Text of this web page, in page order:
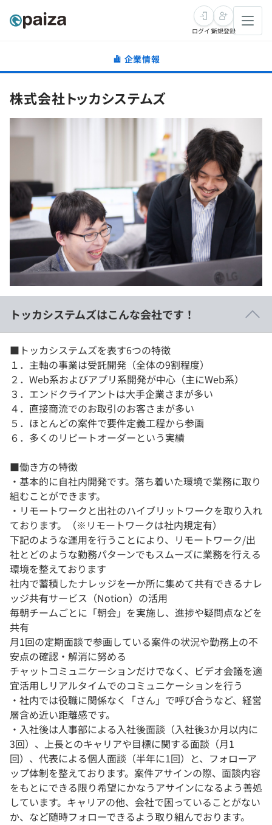
求人検索
転職エージェント
未経験転職
転職成功ガイド
本選考
インターン
新卒エージェント
インタビュー
講座一覧
問題集
4択課題
ナレッジ
個人向けプラン
法人向けプラン
学校向けプラン
契約内容・クーポン
スキルチェック
プログラミング言語
SQL
評価結果一覧
再チャレンジ結果一覧
ゲーム・マンガ
メディア
Tech Team Journal
paiza times
paizaとは？
ログイン新規登録
企業情報
株式会社トッカシステムズ
トッカシステムズはこんな会社です！
■トッカシステムズを表す6つの特徴
１．主軸の事業は受託開発（全体の9割程度）
２．Web系およびアプリ系開発が中心（主にWeb系）
３．エンドクライアントは大手企業さまが多い
４．直接商流でのお取引のお客さまが多い
５．ほとんどの案件で要件定義工程から参画
６．多くのリピートオーダーという実績
■働き方の特徴
・基本的に自社内開発です。落ち着いた環境で業務に取り
組むことができます。
・リモートワークと出社のハイブリットワークを取り入れ
ております。（※リモートワークは社内規定有）
下記のような運用を行うことにより、リモートワーク/出
社とどのような勤務パターンでもスムーズに業務を行える
環境を整えております
社内で蓄積したナレッジを一か所に集めて共有できるナレ
ッジ共有サービス（Notion）の活用
毎朝チームごとに「朝会」を実施し、進捗や疑問点などを
共有
月1回の定期面談で参画している案件の状況や勤務上の不
安点の確認・解消に努める
チャットコミュニケーションだけでなく、ビデオ会議を適
宜活用しリアルタイムでのコミュニケーションを行う
・社内では役職に関係なく「さん」で呼び合うなど、経営
層含め近い距離感です。
・入社後は人事部による入社後面談（入社後3か月以内に
3回）、上長とのキャリアや目標に関する面談（月1
回）、代表による個人面談（半年に1回）と、フォローア
ップ体制を整えております。案件アサインの際、面談内容
をもとにできる限り希望にかなうアサインになるよう善処
しています。キャリアの他、会社で困っていることがない
か、など随時フォローできるよう取り組んでおります。